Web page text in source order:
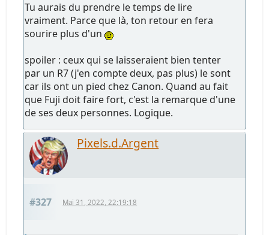
Tu aurais du prendre le temps de lire
vraiment. Parce que là, ton retour en fera
sourire plus d'un
spoiler : ceux qui se laisseraient bien tenter
par un R7 (j'en compte deux, pas plus) le sont
car ils ont un pied chez Canon. Quand au fait
que Fuji doit faire fort, c'est la remarque d'une
de ses deux personnes. Logique.
Pixels.d.Argent
#327 Mai 31, 2022, 22:19:18